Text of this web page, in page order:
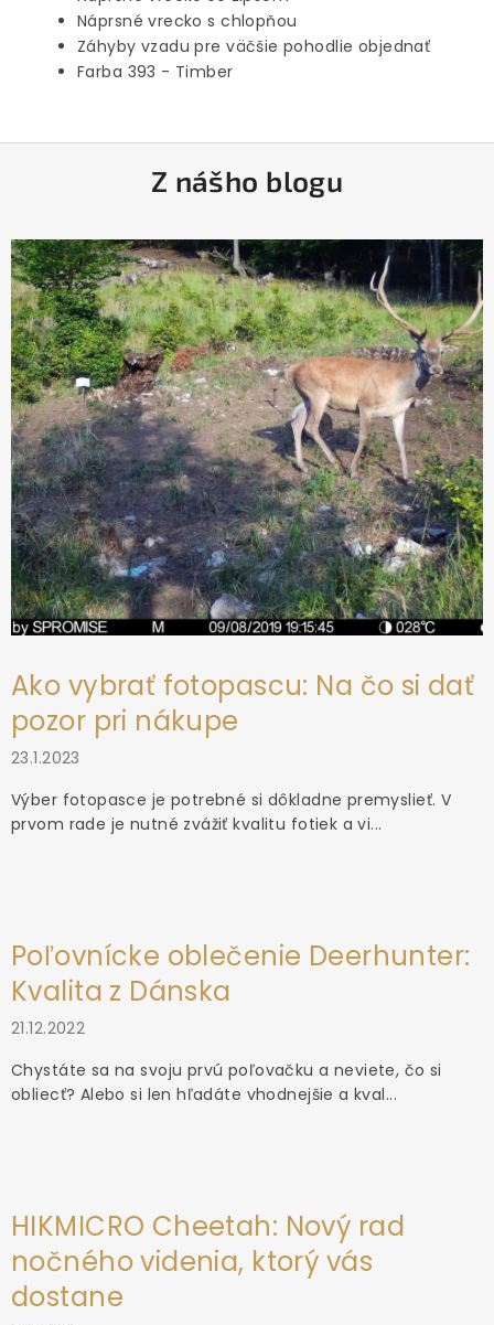
Náprsné vrecko s chlopňou
Záhyby vzadu pre väčšie pohodlie objednať
Farba 393 - Timber
ä
e
Z nášho blogu
Ako vybrať fotopascu: Na čo si dať
pozor pri nákupe
23.1.2023
Výber fotopasce je potrebné si dôkladne premyslieť. V
prvom rade je nutné zvážiť kvalitu fotiek a vi...
Poľovnícke oblečenie Deerhunter:
Kvalita z Dánska
21.12.2022
Chystáte sa na svoju prvú poľovačku a neviete, čo si
obliecť? Alebo si len hľadáte vhodnejšie a kval...
HIKMICRO Cheetah: Nový rad
nočného videnia, ktorý vás
dostane